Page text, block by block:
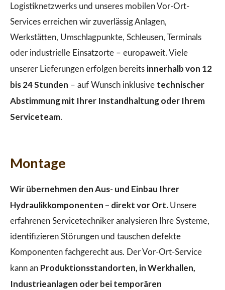
Logistiknetzwerks und unseres mobilen Vor-Ort-
Services erreichen wir zuverlässig Anlagen,
Werkstätten, Umschlagpunkte, Schleusen, Terminals
oder industrielle Einsatzorte – europaweit. Viele
unserer Lieferungen erfolgen bereits innerhalb von 12
bis 24 Stunden – auf Wunsch inklusive technischer
Abstimmung mit Ihrer Instandhaltung oder Ihrem
Serviceteam.
Montage
Wir übernehmen den Aus- und Einbau Ihrer
Hydraulikkomponenten – direkt vor Ort. Unsere
erfahrenen Servicetechniker analysieren Ihre Systeme,
identifizieren Störungen und tauschen defekte
Komponenten fachgerecht aus. Der Vor-Ort-Service
kann an Produktionsstandorten, in Werkhallen,
Industrieanlagen oder bei temporären